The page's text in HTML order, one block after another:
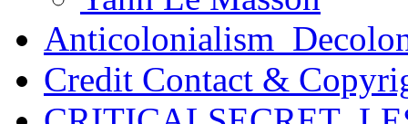
Credit Contact &